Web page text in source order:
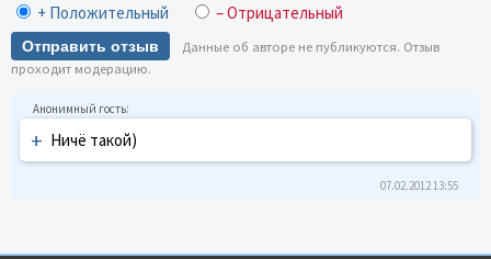
+ Положительный – Отрицательный
Отправить отзыв
Данные об авторе не публикуются. Отзыв
проходит модерацию.
+ Ничё такой)
07.02.2012 13:55